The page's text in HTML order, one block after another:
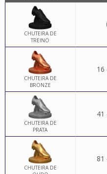
CHUTEIRA DE
TREINO
CHUTEIRA DE
BRONZE
16
CHUTEIRA DE
PRATA
41
CHUTEIRA DE
81